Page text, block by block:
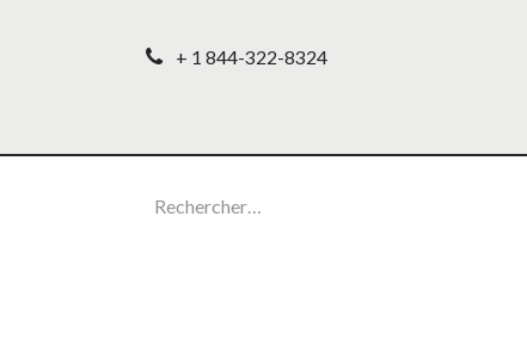
+ 1 844-322-8324